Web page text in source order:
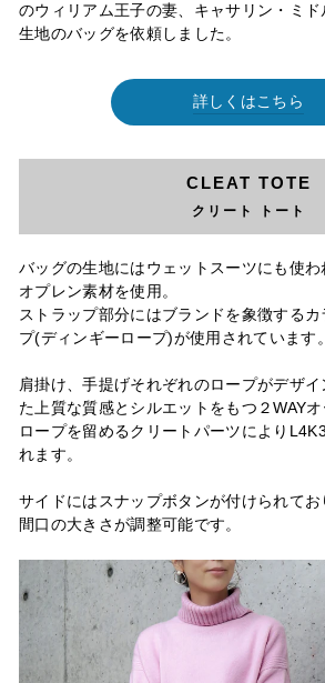
のウィリアム王子の妻、キャサリン・ミド
生地のバッグを依頼しました。
詳しくはこちら
CLEAT TOTE
クリート トート
バッグの生地にはウェットスーツにも使
オプレン素材を使用。
ストラップ部分にはブランドを象徴する
プ(ディンギーロープ)が使用されています。
肩掛け、手提げそれぞれのロープがデザ
た上質な質感とシルエットをもつ２WAYオ
ロープを留めるクリートパーツにより
れます。
サイドにはスナップボタンが付けられて
間口の大きさが調整可能です。